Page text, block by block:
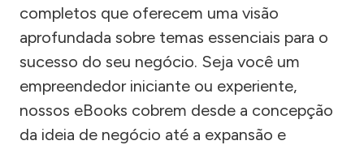
completos que oferecem uma visão
aprofundada sobre temas essenciais para o
sucesso do seu negócio. Seja você um
empreendedor iniciante ou experiente,
nossos eBooks cobrem desde a concepção
da ideia de negócio até a expansão e